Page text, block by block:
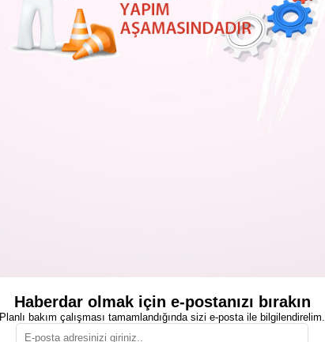
Haberdar olmak için e-postanızı bırakın
Planlı bakım çalışması tamamlandığında sizi e-posta ile bilgilendirelim.